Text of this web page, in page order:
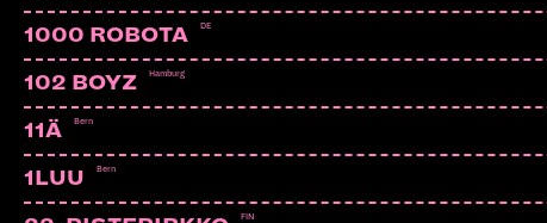
1000 ROBOTA DE
102 BOYZ Hamburg
11Ä Bern
1LUU Bern
FIN